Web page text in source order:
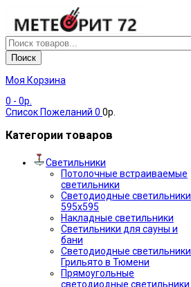
Поиск
Моя Корзина
0 - 0р.
Список Пожеланий 0 0р.
Категории товаров
Светильники
Потолочные встраиваемые
светильники
Светодиодные светильники
595х595
Накладные светильники
Светильники для сауны и
бани
Светодиодные светильники
Грильято в Тюмени
Прямоугольные
светодиодные светильники